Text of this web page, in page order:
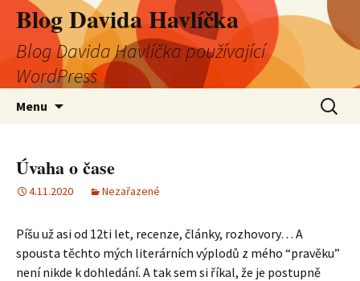
Blog Davida Havlíčka
Blog Davida Havlíčka používající
WordPress
Menu
Úvaha o čase
4.11.2020 Nezařazené
Píšu už asi od 12ti let, recenze, články, rozhovory… A
spousta těchto mých literárních výplodů z mého “pravěku”
není nikde k dohledání. A tak sem si říkal, že je postupně